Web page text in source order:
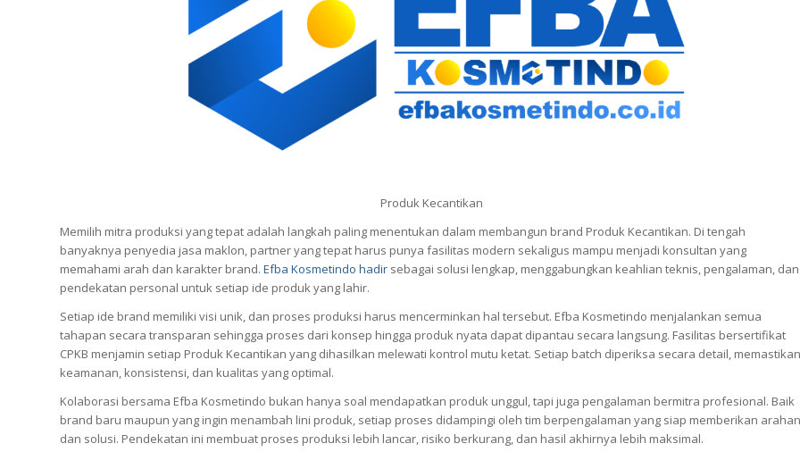
Produk Kecantikan
Memilih mitra produksi yang tepat adalah langkah paling menentukan dalam membangun brand Produk Kecantikan. Di tengah
banyaknya penyedia jasa maklon, partner yang tepat harus punya fasilitas modern sekaligus mampu menjadi konsultan yang
memahami arah dan karakter brand. Efba Kosmetindo hadirsebagai solusi lengkap, menggabungkan keahlian teknis, pengalaman, dan
pendekatan personal untuk setiap ide produk yang lahir.
Setiap ide brand memiliki visi unik, dan proses produksi harus mencerminkan hal tersebut. Efba Kosmetindo menjalankan semua
tahapan secara transparan sehingga proses dari konsep hingga produk nyata dapat dipantau secara langsung. Fasilitas bersertifikat
CPKB menjamin setiap Produk Kecantikan yang dihasilkan melewati kontrol mutu ketat. Setiap batch diperiksa secara detail, memastikan
keamanan, konsistensi, dan kualitas yang optimal.